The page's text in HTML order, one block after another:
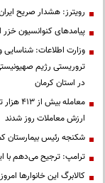
رویترز: هشدار صریح
پیامدهای کنوانسیون
در استان کرمان
ارزش معاملات روز شدند
شکنجه رئیس بیمارستان
ترامپ: ترجیح می‌دهم با
کالابرگ این خانوارها